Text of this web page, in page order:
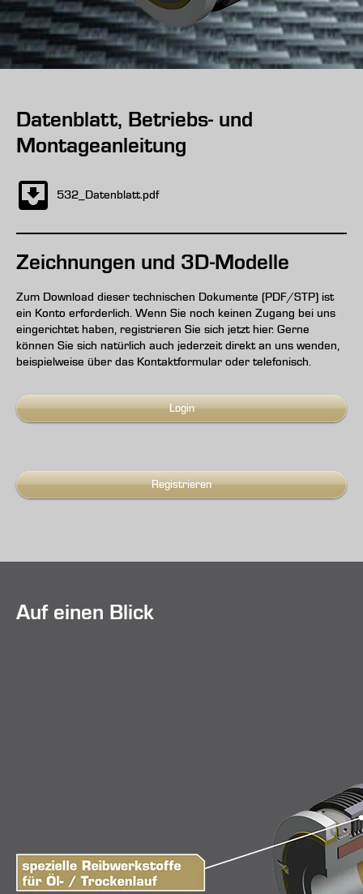
Datenblatt, Betriebs- und
Montageanleitung
532_Datenblatt.pdf
Zeichnungen und 3D-Modelle
Zum Download dieser technischen Dokumente (PDF/STP) ist
ein Konto erforderlich. Wenn Sie noch keinen Zugang bei uns
eingerichtet haben, registrieren Sie sich jetzt hier. Gerne
können Sie sich natürlich auch jederzeit direkt an uns wenden,
beispielweise über das Kontaktformular oder telefonisch.
Login
Registrieren
Auf einen Blick